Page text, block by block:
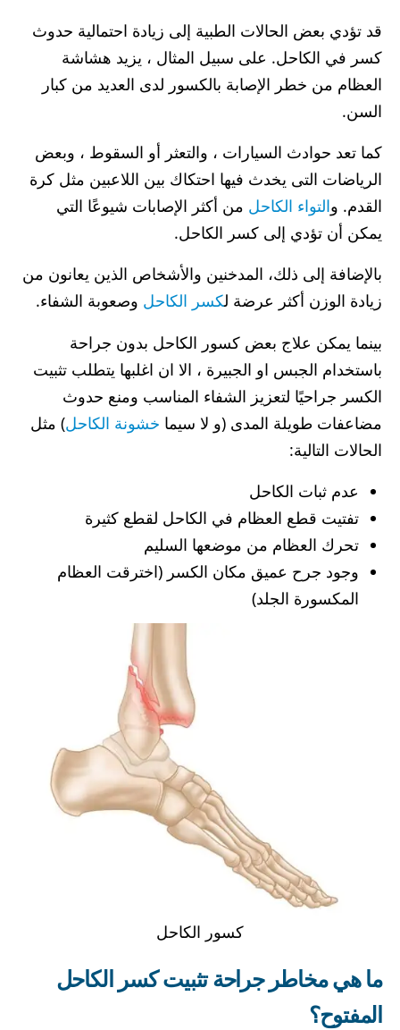
قد تؤدي بعض الحالات الطبية إلى زيادة احتمالية حدوث
كسر في الكاحل. على سبيل المثال ، يزيد هشاشة
العظام من خطر الإصابة بالكسور لدى العديد من كبار
السن.
كما تعد حوادث السيارات ، والتعثر أو السقوط ، وبعض
الرياضات التى يخدث فيها احتكاك بين اللاعبين مثل كرة
القدم. والتواء الكاحل من أكثر الإصابات شيوعًا التي
يمكن أن تؤدي إلى كسر الكاحل.
بالإضافة إلى ذلك، المدخنين والأشخاص الذين يعانون من
زيادة الوزن أكثر عرضة لكسر الكاحل وصعوبة الشفاء.
بينما يمكن علاج بعض كسور الكاحل بدون جراحة
باستخدام الجبس او الجبيرة ، الا ان اغلبها يتطلب تثبيت
الكسر جراحيًا لتعزيز الشفاء المناسب ومنع حدوث
مضاعفات طويلة المدى (و لا سيما خشونة الكاحل) مثل
الحالات التالية:
عدم ثبات الكاحل
تفتيت قطع العظام في الكاحل لقطع كثيرة
تحرك العظام من موضعها السليم
وجود جرح عميق مكان الكسر (اخترقت العظام
المكسورة الجلد)
كسور الكاحل
ما هي مخاطر جراحة تثبيت كسر الكاحل
المفتوح؟